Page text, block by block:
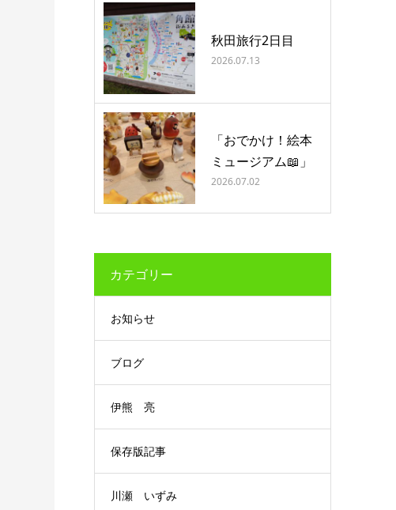
秋田旅行2日目
2026.07.13
「おでかけ！絵本
ミュージアム📖」
2026.07.02
カテゴリー
お知らせ
ブログ
伊熊 亮
保存版記事
川瀬 いずみ